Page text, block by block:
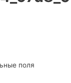
поля